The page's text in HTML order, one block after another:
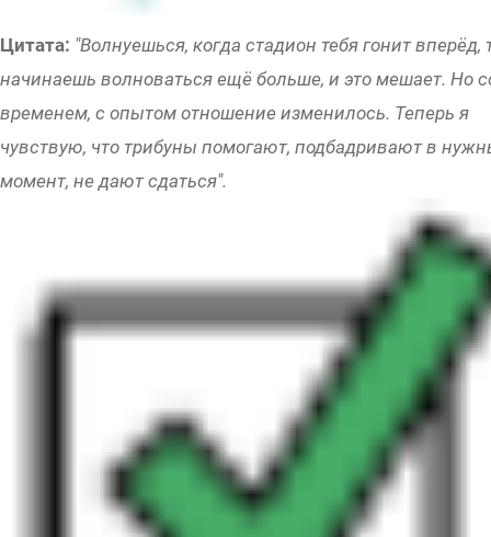
Цитата: "Волнуешься, когда стадион тебя гонит вперёд,
начинаешь волноваться ещё больше, и это мешает. Но
временем, с опытом отношение изменилось. Теперь я
чувствую, что трибуны помогают, подбадривают в
момент, не дают сдаться".